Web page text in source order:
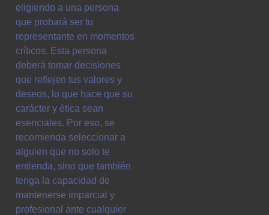
eligiendo a una persona
que probará ser tu
representante en momentos
críticos. Esta persona
deberá tomar decisiones
que reflejen tus valores y
deseos, lo que hace que su
carácter y ética sean
esenciales. Por eso, se
recomienda seleccionar a
alguien que no solo te
entienda, sino que también
tenga la capacidad de
mantenerse imparcial y
profesional ante cualquier